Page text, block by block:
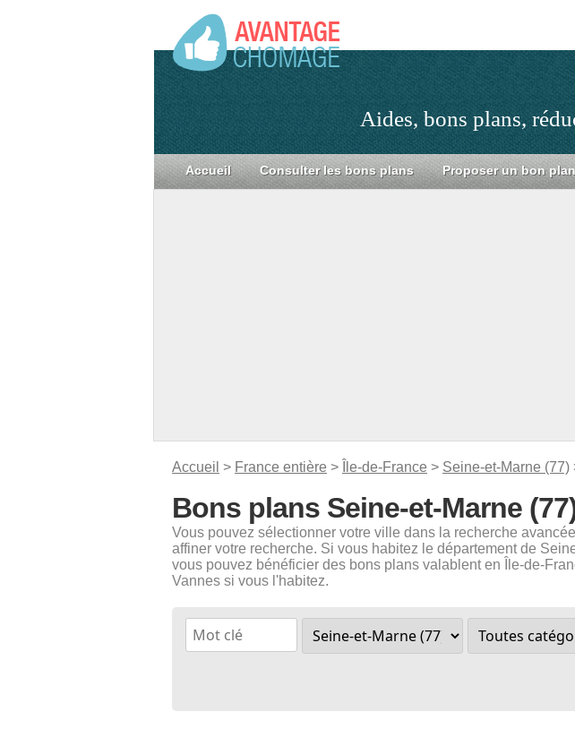
Aides, bons plans,
Accueil Consulter les bons plans Proposer un bon plan
Accueil > France entière > Île-de-France > Seine-et-Marne (77)
Bons plans Seine-et-Marne
Vous pouvez sélectionner votre ville dans la recherche
affiner votre recherche. Si vous habitez le département de
vous pouvez bénéficier des bons plans valablent en Île-de-
Vannes si vous l'habitez.